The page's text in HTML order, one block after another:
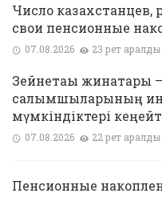
Число
свои пенсионные
07.08.2026 23 рет қаралды
Зейнетақы
салымшыларының
мүмкіндіктері
07.08.2026 22 рет қаралды
Пенсионные